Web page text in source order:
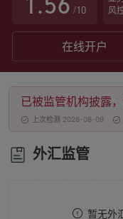
2
3
4
5
6
6
7
8
9
7
8
9
/10
风
在线开户
已被监管机构披露
上次检测 2026-08-09
外汇监管
暂无外